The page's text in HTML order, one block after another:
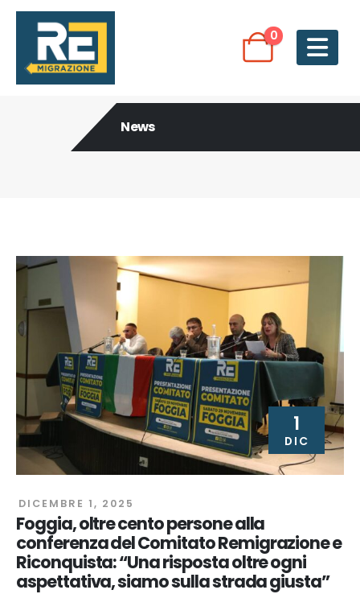
0
News
Post Archive
1
DIC
DICEMBRE 1, 2025
Foggia, oltre cento persone alla
conferenza del Comitato Remigrazione e
Riconquista: “Una risposta oltre ogni
aspettativa, siamo sulla strada giusta”